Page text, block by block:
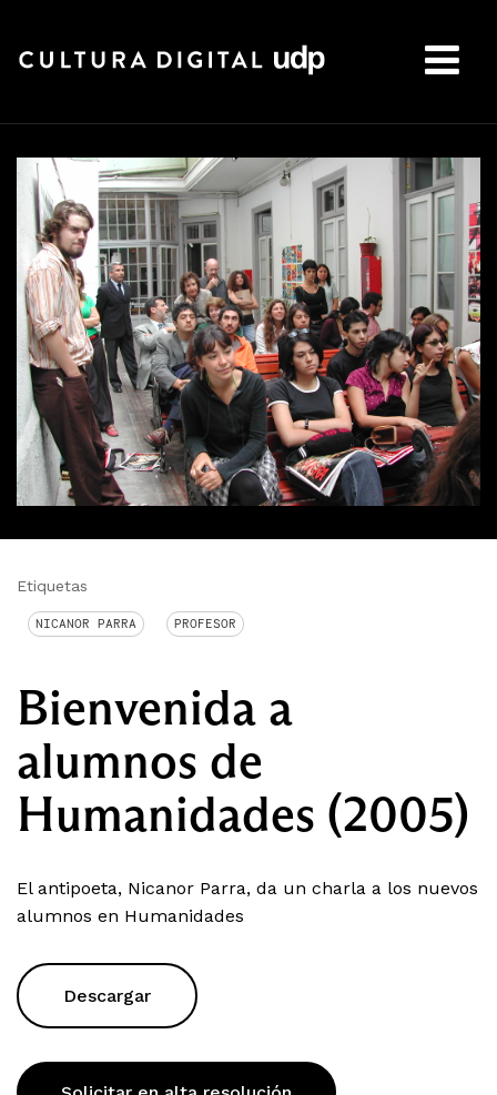
Etiquetas
NICANOR PARRA PROFESOR
Bienvenida a
alumnos de
Humanidades (2005)
El antipoeta, Nicanor Parra, da un charla a los nuevos
alumnos en Humanidades
Descargar